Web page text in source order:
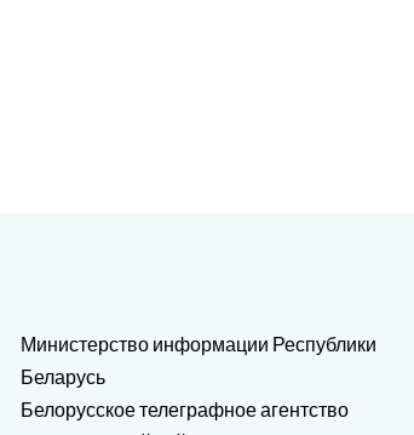
Министерство информации Республики
Беларусь
Белорусское телеграфное агентство